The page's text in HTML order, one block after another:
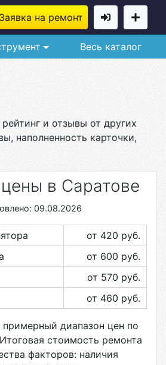
Заявка на ремонт
Весь каталог
и отзывы от других
наполненность карточки,
в Саратове
09.08.2026
от 420 руб.
от 600 руб.
от 570 руб.
от 460 руб.
примерный диапазон цен по
стоимость ремонта
факторов: наличия